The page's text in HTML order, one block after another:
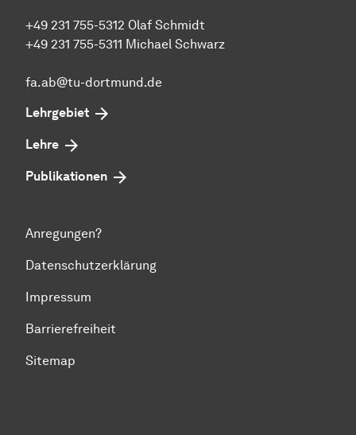
+49 231 755-5312 Olaf Schmidt
+49 231 755-5311 Michael Schwarz
fa.ab@tu-dortmund.de
Lehrgebiet
Lehre
Publikationen
Anregungen?
Datenschutzerklärung
Impressum
Barrierefreiheit
Sitemap